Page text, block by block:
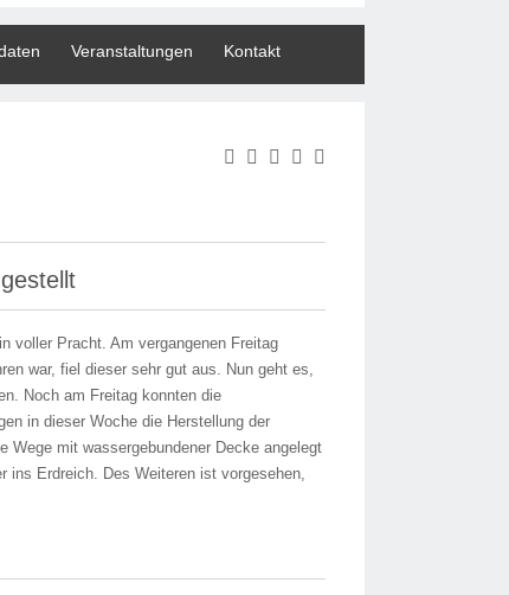
Veranstaltungen Kontakt
voller Pracht. Am vergangenen Freitag
war, fiel dieser sehr gut aus. Nun geht es,
Noch am Freitag konnten die
in dieser Woche die Herstellung der
Wege mit wassergebundener Decke angelegt
ins Erdreich. Des Weiteren ist vorgesehen,